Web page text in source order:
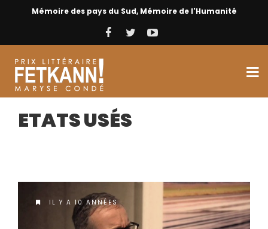
Mémoire des pays du Sud, Mémoire de l'Humanité
ETATS USÉS
IL Y A 10 ANNÉES